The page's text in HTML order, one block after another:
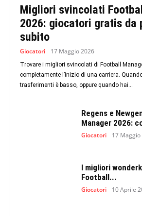
Migliori svincolati
2026: giocatori gratis da
subito
Giocatori 17 Maggio 2026
Trovare i migliori svincolati di Football
completamente l’inizio di una carriera.
trasferimenti è basso, oppure quando hai...
Regens e
Manager 2026:
Giocatori 17 Maggio
I migliori
Football...
Giocatori 10 Aprile